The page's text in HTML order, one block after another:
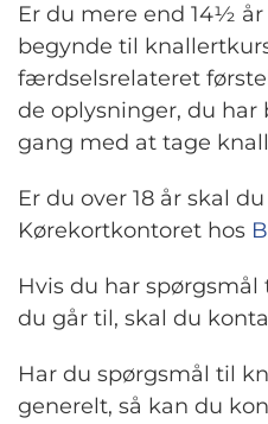
Er du mere end 14½
begynde til
færdselsrelateret
de oplysninger, du har
gang med at tage
Er du over 18 år skal
Kørekortkontoret hos
Hvis du har
du går til, skal du
Har du spørgsmål til
generelt, så kan du